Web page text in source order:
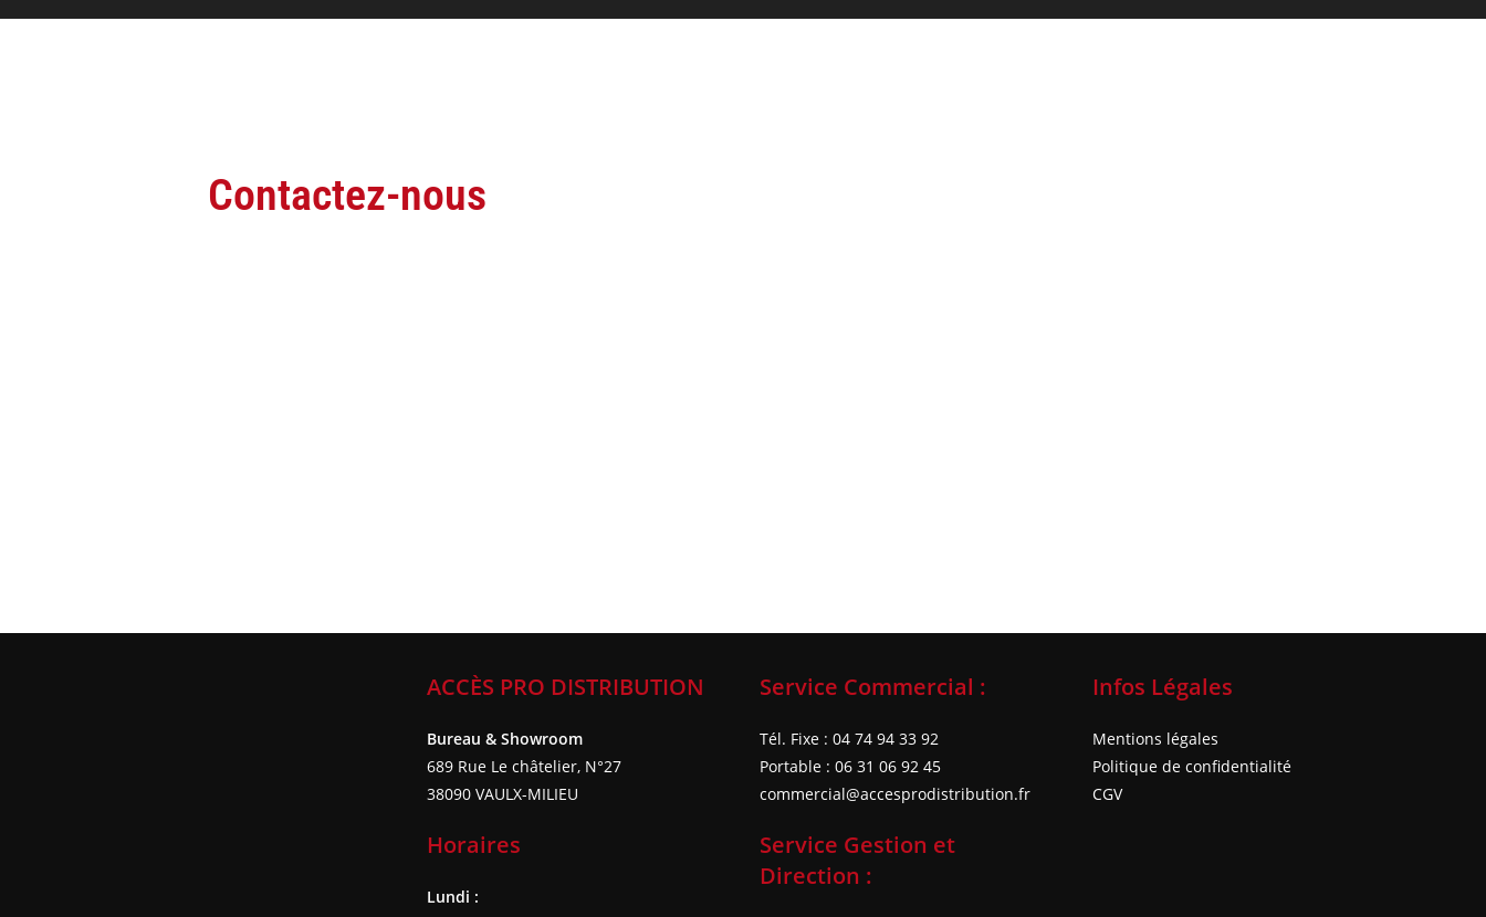
Contactez-nous
ACCÈS PRO DISTRIBUTION
Bureau & Showroom
689 Rue Le châtelier, N°27
38090 VAULX-MILIEU
Horaires
Lundi :
Service Commercial :
Tél. Fixe : 04 74 94 33 92
Portable : 06 31 06 92 45
commercial@accesprodistribution.fr
Service Gestion et
Direction :
Infos Légales
Mentions légales
Politique de confidentialité
CGV